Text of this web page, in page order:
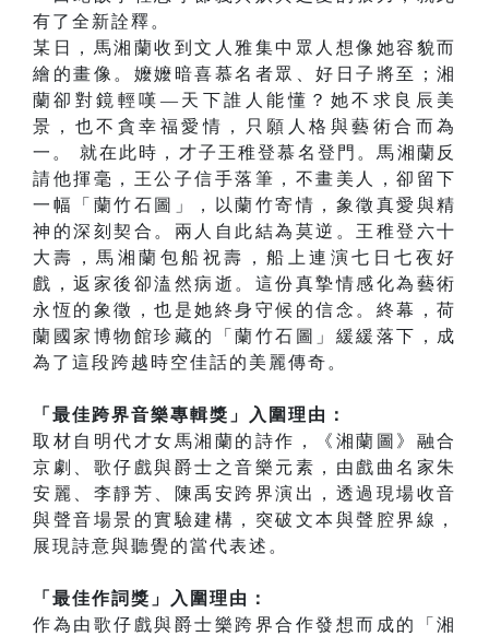
有了全新詮釋。
某日，馬湘蘭收到文人雅集中眾人想像她容貌而
繪的畫像。嬤嬤暗喜慕名者眾、好日子將至；湘
蘭卻對鏡輕嘆—天下誰人能懂？她不求良辰美
景，也不貪幸福愛情，只願人格與藝術合而為
一。 就在此時，才子王稚登慕名登門。馬湘蘭反
請他揮毫，王公子信手落筆，不畫美人，卻留下
一幅「蘭竹石圖」，以蘭竹寄情，象徵真愛與精
神的深刻契合。兩人自此結為莫逆。王稚登六十
大壽，馬湘蘭包船祝壽，船上連演七日七夜好
戲，返家後卻溘然病逝。這份真摯情感化為藝術
永恆的象徵，也是她終身守候的信念。終幕，荷
蘭國家博物館珍藏的「蘭竹石圖」緩緩落下，成
為了這段跨越時空佳話的美麗傳奇。
「最佳跨界音樂專輯獎」入圍理由：
取材自明代才女馬湘蘭的詩作，《湘蘭圖》融合
京劇、歌仔戲與爵士之音樂元素，由戲曲名家朱
安麗、李靜芳、陳禹安跨界演出，透過現場收音
與聲音場景的實驗建構，突破文本與聲腔界線，
展現詩意與聽覺的當代表述。
「最佳作詞獎」入圍理由：
作為由歌仔戲與爵士樂跨界合作發想而成的「湘